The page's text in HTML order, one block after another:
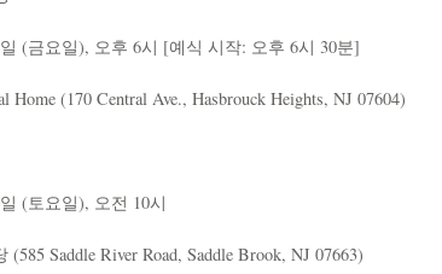
(금요일), 오후 6시 [예식 시작: 오후 6시 30분]
Home (170 Central Ave., Hasbrouck Heights, NJ 07604)
(토요일), 오전 10시
Saddle River Road, Saddle Brook, NJ 07663)